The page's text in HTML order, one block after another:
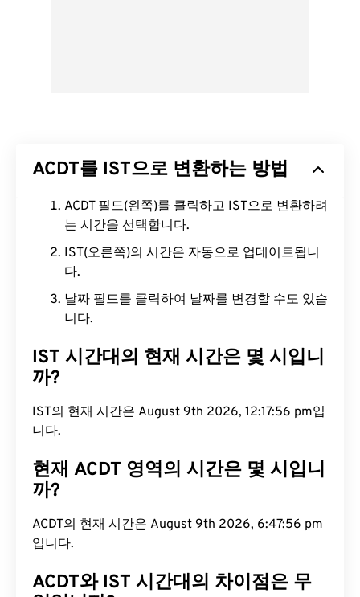
ACDT를 IST으로 변환하는 방법
ACDT 필드(왼쪽)를 클릭하고 IST으로 변환하려
는 시간을 선택합니다.
IST(오른쪽)의 시간은 자동으로 업데이트됩니
다.
날짜 필드를 클릭하여 날짜를 변경할 수도 있습
니다.
IST 시간대의 현재 시간은 몇 시입니
까?
IST의 현재 시간은 August 9th 2026, 12:17:57 pm입
니다.
현재 ACDT 영역의 시간은 몇 시입니
까?
ACDT의 현재 시간은 August 9th 2026, 6:47:57 pm
입니다.
ACDT와 IST 시간대의 차이점은 무